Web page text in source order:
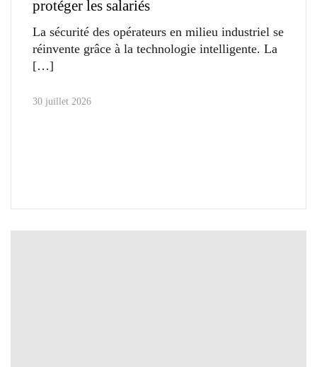
protéger les salariés
La sécurité des opérateurs en milieu industriel se
réinvente grâce à la technologie intelligente. La
30 juillet 2026